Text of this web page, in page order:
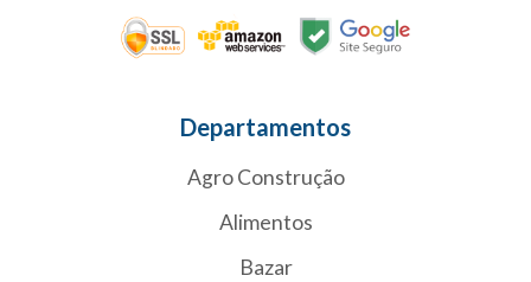
Departamentos
Agro Construção
Alimentos
Bazar